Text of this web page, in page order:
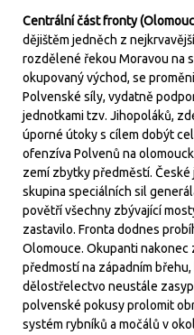
Centrální část fronty
dějištěm jedněch z
rozdělené řekou Moravou na
okupovaný východ, se
Polvenské síly, vydatně
jednotkami tzv. Jihopoláků,
úporné útoky s cílem dobýt
ofenzíva Polvenů na
zemí zbytky předměstí.
skupina speciálních sil
povětří všechny zbývající
zastavilo. Fronta dodnes
Olomouce. Okupanti
předmostí na západním
dělostřelectvo neustále
polvenské pokusy prolomit
systém rybníků a močálů v